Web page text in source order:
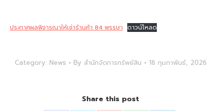
ประกาศผลพิจารณาให้เช่าร้านค้า 84 พรรษา ดาวน์โหลด
Category: News By สำนักจัดการทรัพย์สิน 16 กุมภาพันธ์, 2026
Share this post